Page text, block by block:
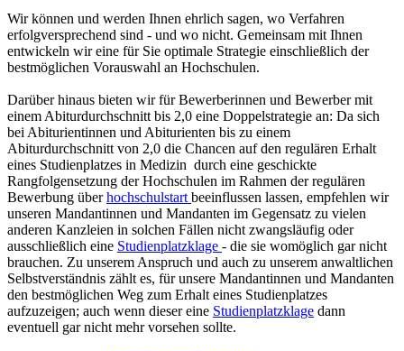
Wir können und werden Ihnen ehrlich sagen, wo Verfahren
erfolgversprechend sind - und wo nicht. Gemeinsam mit Ihnen
entwickeln wir eine für Sie optimale Strategie einschließlich der
bestmöglichen Vorauswahl an Hochschulen.
Darüber hinaus bieten wir für Bewerberinnen und Bewerber mit
einem Abiturdurchschnitt bis 2,0 eine Doppelstrategie an: Da sich
bei Abiturientinnen und Abiturienten bis zu einem
Abiturdurchschnitt von 2,0 die Chancen auf den regulären Erhalt
eines Studienplatzes in Medizin durch eine geschickte
Rangfolgensetzung der Hochschulen im Rahmen der regulären
Bewerbung überhochschulstartbeeinflussen lassen, empfehlen wir
unseren Mandantinnen und Mandanten im Gegensatz zu vielen
anderen Kanzleien in solchen Fällen nicht zwangsläufig oder
ausschließlich eine Studienplatzklage - die sie womöglich gar nicht
brauchen. Zu unserem Anspruch und auch zu unserem anwaltlichen
Selbstverständnis zählt es, für unsere Mandantinnen und Mandanten
den bestmöglichen Weg zum Erhalt eines Studienplatzes
aufzuzeigen; auch wenn dieser eine Studienplatzklage dann
eventuell gar nicht mehr vorsehen sollte.